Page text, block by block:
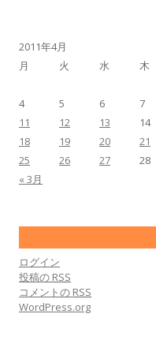
2011年4月
月
火 水 木
« 3月
4
5 6 7
11
12 13 14
18
19 20 21
25
26 27 28
ログイン
投稿の RSS
コメントの RSS
WordPress.org